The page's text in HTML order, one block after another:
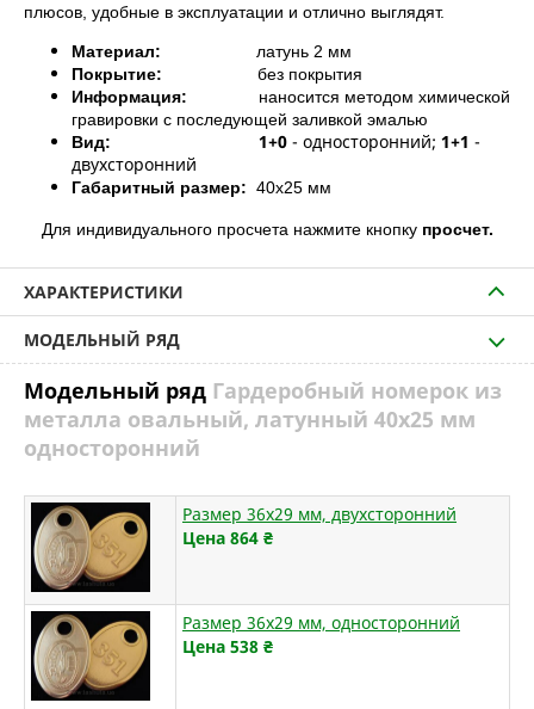
плюсов, удобные в эксплуатации и отлично выглядят.
Материал:
латунь 2 мм
Покрытие:
без покрытия
Информация: наносится методом химической
гравировки с последующей заливкой эмалью
Вид:
1+0 - односторонний; 1+1 -
двухсторонний
Габаритный размер: 40х25 мм
Для индивидуального просчета нажмите кнопку просчет.
ХАРАКТЕРИСТИКИ
МОДЕЛЬНЫЙ РЯД
Модельный ряд Гардеробный номерок из
металла овальный, латунный 40х25 мм
односторонний
Размер 36х29 мм, двухсторонний
Цена 864 ₴
Размер 36х29 мм, односторонний
Цена 538 ₴